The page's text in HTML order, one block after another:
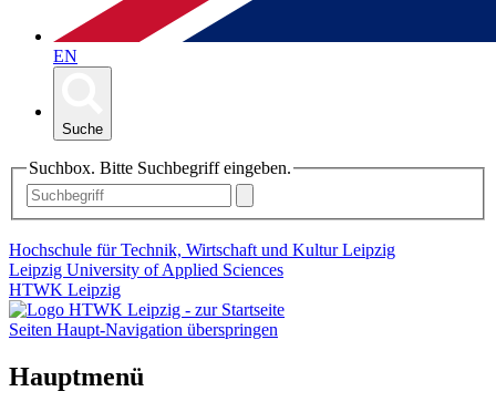
EN
Suche
Suchbox. Bitte Suchbegriff eingeben.
Hochschule für Technik, Wirtschaft und Kultur Leipzig
Leipzig University of Applied Sciences
HTWK Leipzig
Seiten Haupt-Navigation überspringen
Hauptmenü